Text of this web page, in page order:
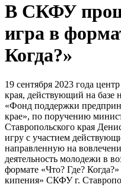
В СКФУ
игра в
Когда?»
19 сентября 2023 года
края, действующий на базе
«Фонд поддержки
крае», по поручению
Ставропольского края
игру с участием
направленную на
деятельность молодежи в
формате «Что? Где?
кипения» СКФУ г.